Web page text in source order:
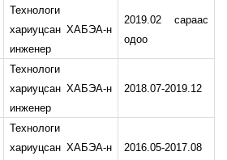
Технологи
хариуцсан ХАБЭА-н
инженер
2019.02 сараас
одоо
Технологи
хариуцсан ХАБЭА-н
инженер
2018.07-2019.12
Технологи
хариуцсан ХАБЭА-н
2016.05-2017.08